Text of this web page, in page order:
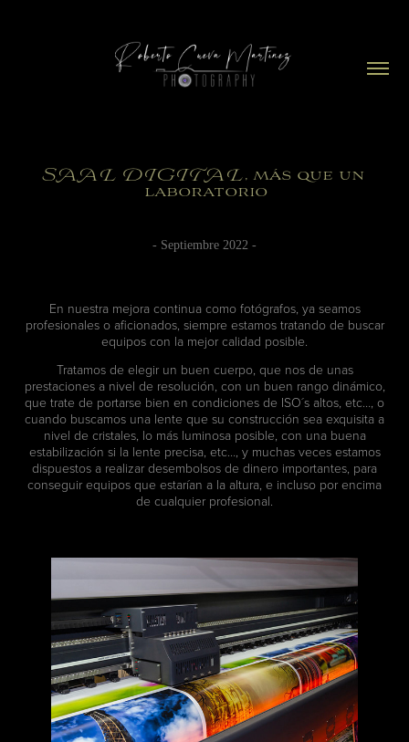
SAAL DIGITAL, más que un
laboratorio
- Septiembre 2022 -
En nuestra mejora continua como fotógrafos, ya seamos
profesionales o aficionados, siempre estamos tratando de buscar
equipos con la mejor calidad posible.
Tratamos de elegir un buen cuerpo, que nos de unas
prestaciones a nivel de resolución, con un buen rango dinámico,
que trate de portarse bien en condiciones de ISO´s altos, etc…, o
cuando buscamos una lente que su construcción sea exquisita a
nivel de cristales, lo más luminosa posible, con una buena
estabilización si la lente precisa, etc…, y muchas veces estamos
dispuestos a realizar desembolsos de dinero importantes, para
conseguir equipos que estarían a la altura, e incluso por encima
de cualquier profesional.